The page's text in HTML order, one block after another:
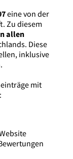
eine von der
Zu diesem
allen
Diese
inklusive
mit